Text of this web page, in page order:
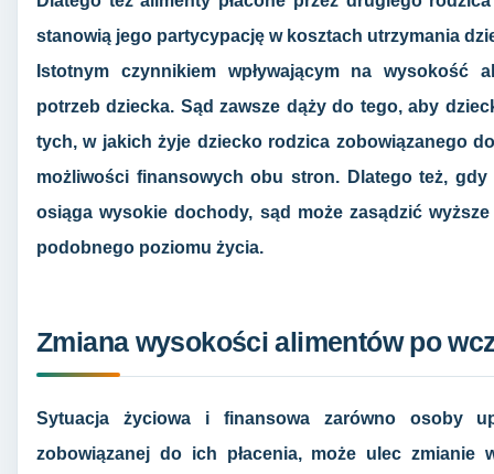
stanowią jego partycypację w kosztach utrzymania
Istotnym czynnikiem wpływającym na wysokość
potrzeb dziecka. Sąd zawsze dąży do tego, aby
tych, w jakich żyje dziecko rodzica zobowiązanego
możliwości finansowych obu stron. Dlatego też,
osiąga wysokie dochody, sąd może zasądzić
podobnego poziomu życia.
Zmiana wysokości alimentów po
Sytuacja życiowa i finansowa zarówno osoby
zobowiązanej do ich płacenia, może ulec